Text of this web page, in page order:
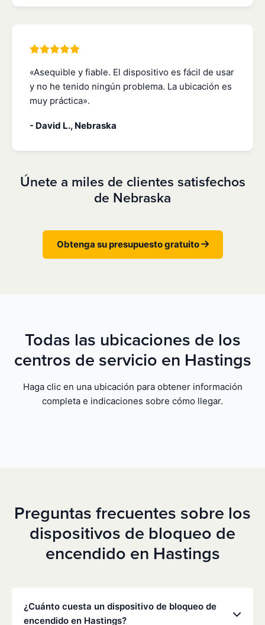
«Asequible y fiable. El dispositivo es fácil de usar
y no he tenido ningún problema. La ubicación es
muy práctica».
- David L., Nebraska
Únete a miles de clientes satisfechos
de Nebraska
Obtenga su presupuesto gratuito
Todas las ubicaciones de los
centros de servicio en Hastings
Haga clic en una ubicación para obtener información
completa e indicaciones sobre cómo llegar.
Preguntas frecuentes sobre los
dispositivos de bloqueo de
encendido en Hastings
¿Cuánto cuesta un dispositivo de bloqueo de
encendido en Hastings?